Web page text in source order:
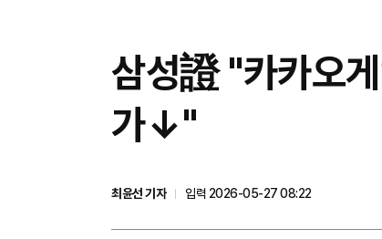
삼성證 "카카오
가↓"
최윤선 기자
입력 2026-05-27 08:22